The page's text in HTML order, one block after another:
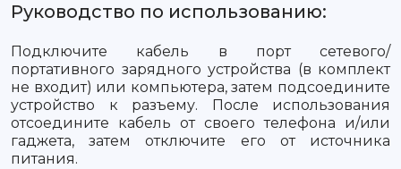
Руководство по использованию:
Подключите кабель в порт сетевого/
портативного зарядного устройства (в комплект
не входит) или компьютера, затем подсоедините
устройство к разъему. После использования
отсоедините кабель от своего телефона и/или
гаджета, затем отключите его от источника
питания.